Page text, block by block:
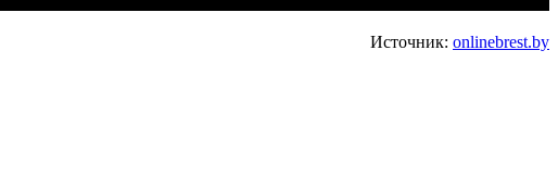
Источник: onlinebrest.by